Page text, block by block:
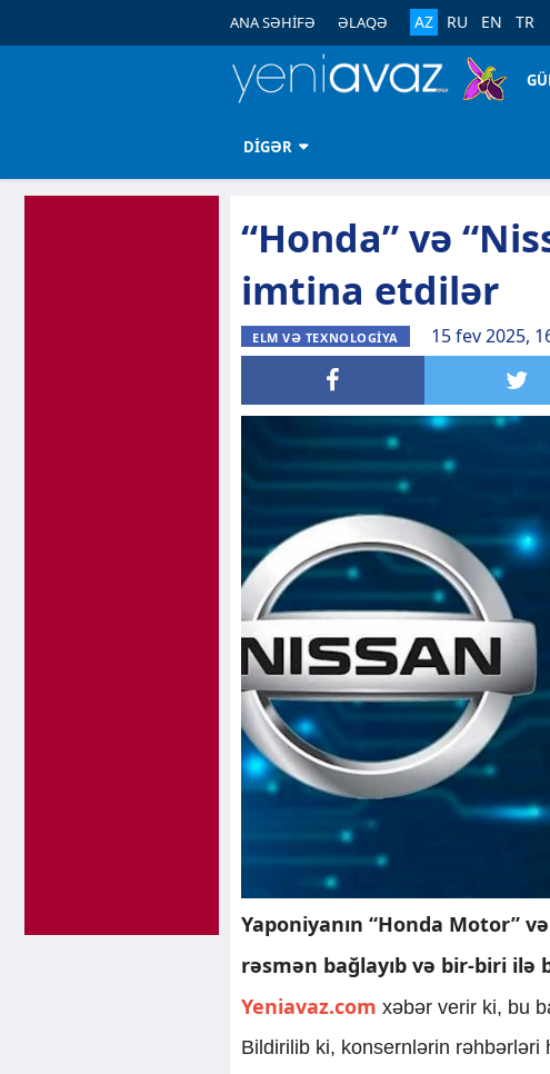
ANA SƏHİFƏ ƏLAQƏ AZ RU EN TR
DİGƏR
“Honda” və
imtina etdilər
ELM VƏ TEXNOLOGİYA 15 fev 2025,
Yaponiyanın “Honda Motor”
rəsmən bağlayıb və bir-biri
Yeniavaz.com xəbər verir ki, bu
Bildirilib ki, konsernlərin rəhbərləri